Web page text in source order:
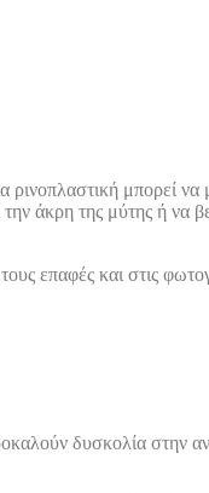
μπορεί να
άκρη της μύτης ή να
επαφές και στις
δυσκολία στην